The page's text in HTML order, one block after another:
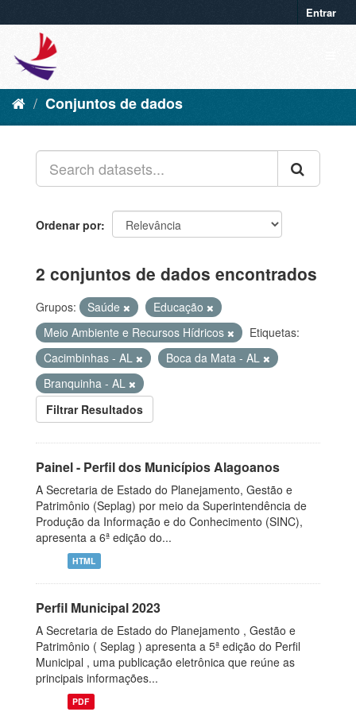
Entrar
Conjuntos de dados
Ordenar por
2 conjuntos de dados encontrados
Grupos: Saúde
Educação
Meio Ambiente e Recursos Hídricos
Etiquetas:
Cacimbinhas - AL
Boca da Mata - AL
Branquinha - AL
Filtrar Resultados
Painel - Perfil dos Municípios Alagoanos
A Secretaria de Estado do Planejamento, Gestão e
Patrimônio (Seplag) por meio da Superintendência de
Produção da Informação e do Conhecimento (SINC),
apresenta a 6ª edição do...
HTML
Perfil Municipal 2023
A Secretaria de Estado do Planejamento , Gestão e
Patrimônio ( Seplag ) apresenta a 5ª edição do Perfil
Municipal , uma publicação eletrônica que reúne as
principais informações...
PDF